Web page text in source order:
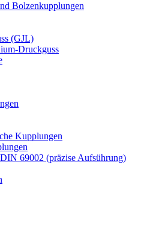
Bolzenkupplungen
(GJL)
Druckguss
Kupplungen
69002 (präzise Aufsührung)